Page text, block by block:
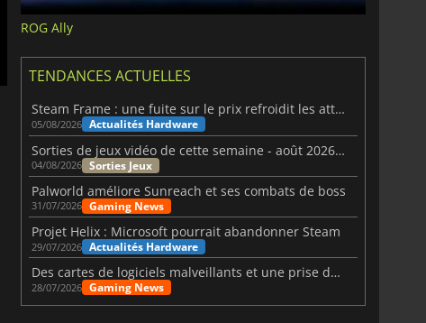
ROG Ally
TENDANCES ACTUELLES
Steam Frame : une fuite sur le prix refroidit les attentes VR
05/08/2026 Actualités Hardware
Sorties de jeux vidéo de cette semaine - août 2026 (semaine 32)
04/08/2026 Sorties Jeux
Palworld améliore Sunreach et ses combats de boss
31/07/2026 Gaming News
Projet Helix : Microsoft pourrait abandonner Steam
29/07/2026 Actualités Hardware
Des cartes de logiciels malveillants et une prise de contrôle de Discord ont touché Meccha Chameleon
28/07/2026 Gaming News